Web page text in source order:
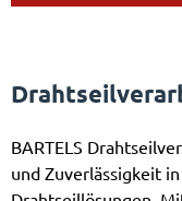
BARTELS
und Zuverlässigkeit